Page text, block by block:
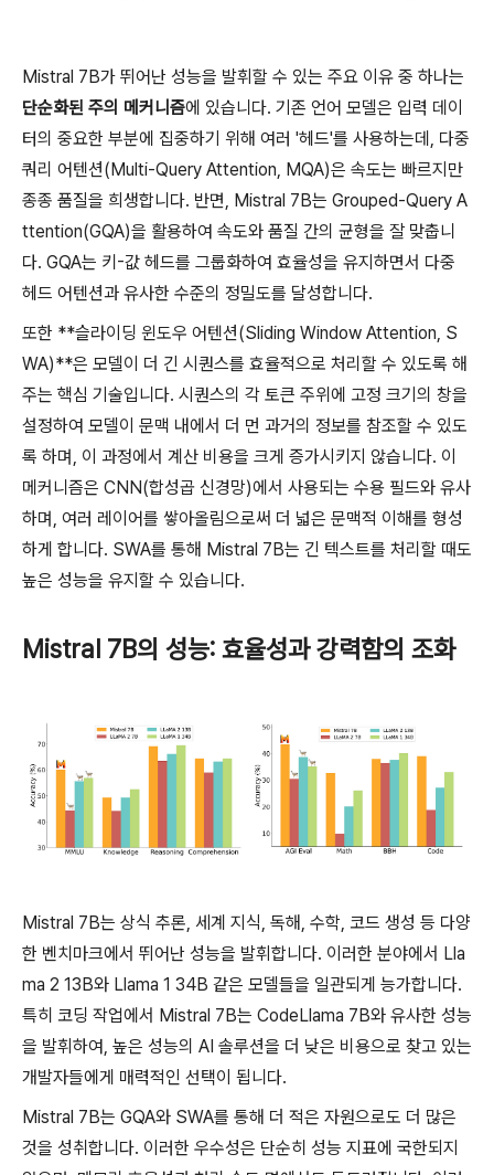
Mistral 7B가 뛰어난 성능을 발휘할 수 있는 주요 이유 중 하나는
단순화된 주의 메커니즘에 있습니다. 기존 언어 모델은 입력 데이
터의 중요한 부분에 집중하기 위해 여러 '헤드'를 사용하는데, 다중
쿼리 어텐션(Multi-Query Attention, MQA)은 속도는 빠르지만
종종 품질을 희생합니다. 반면, Mistral 7B는 Grouped-Query A
ttention(GQA)을 활용하여 속도와 품질 간의 균형을 잘 맞춥니
다. GQA는 키-값 헤드를 그룹화하여 효율성을 유지하면서 다중
헤드 어텐션과 유사한 수준의 정밀도를 달성합니다.
또한 **슬라이딩 윈도우 어텐션(Sliding Window Attention, S
WA)**은 모델이 더 긴 시퀀스를 효율적으로 처리할 수 있도록 해
주는 핵심 기술입니다. 시퀀스의 각 토큰 주위에 고정 크기의 창을
설정하여 모델이 문맥 내에서 더 먼 과거의 정보를 참조할 수 있도
록 하며, 이 과정에서 계산 비용을 크게 증가시키지 않습니다. 이
메커니즘은 CNN(합성곱 신경망)에서 사용되는 수용 필드와 유사
하며, 여러 레이어를 쌓아올림으로써 더 넓은 문맥적 이해를 형성
하게 합니다. SWA를 통해 Mistral 7B는 긴 텍스트를 처리할 때도
높은 성능을 유지할 수 있습니다.
Mistral 7B의 성능: 효율성과 강력함의 조화
Mistral 7B는 상식 추론, 세계 지식, 독해, 수학, 코드 생성 등 다양
한 벤치마크에서 뛰어난 성능을 발휘합니다. 이러한 분야에서 Lla
ma 2 13B와 Llama 1 34B 같은 모델들을 일관되게 능가합니다.
특히 코딩 작업에서 Mistral 7B는 CodeLlama 7B와 유사한 성능
을 발휘하여, 높은 성능의 AI 솔루션을 더 낮은 비용으로 찾고 있는
개발자들에게 매력적인 선택이 됩니다.
Mistral 7B는 GQA와 SWA를 통해 더 적은 자원으로도 더 많은
것을 성취합니다. 이러한 우수성은 단순히 성능 지표에 국한되지